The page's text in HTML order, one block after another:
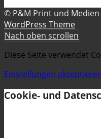
© P&M Print und
WordPress Theme
Nach oben scrollen
Diese Seite verwendet
Einstellungen
Cookie- und